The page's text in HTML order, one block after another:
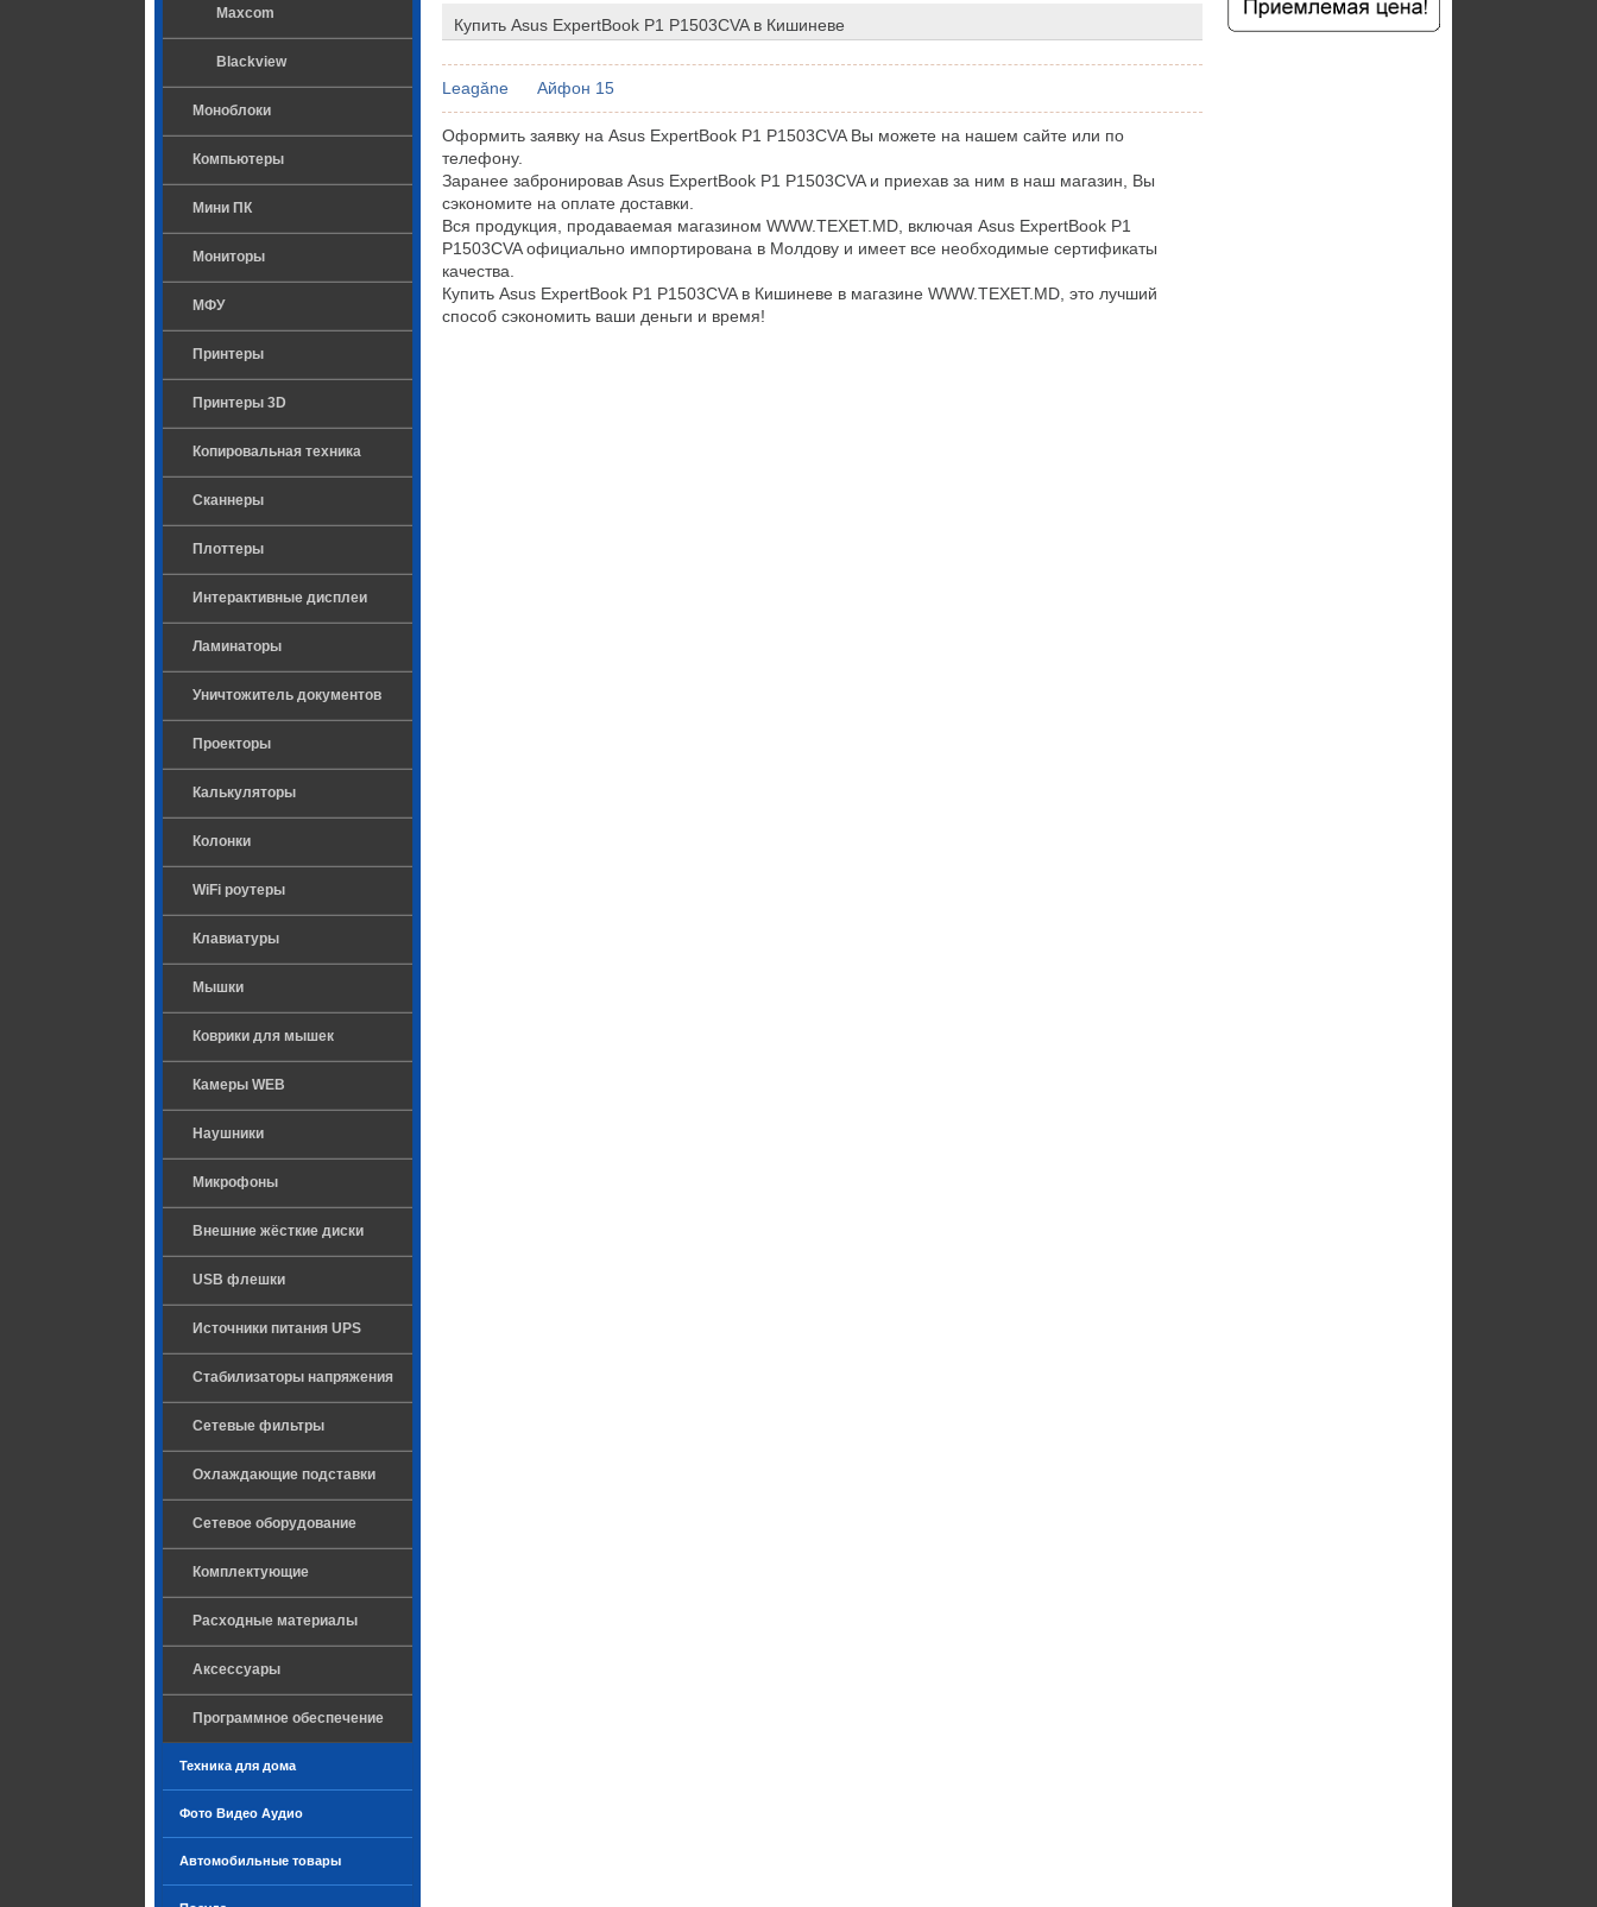
Maxcom
Blackview
Моноблоки
Компьютеры
Мини ПК
Мониторы
МФУ
Принтеры
Принтеры 3D
Копировальная техника
Сканнеры
Плоттеры
Интерактивные дисплеи
Ламинаторы
Уничтожитель документов
Проекторы
Калькуляторы
Колонки
WiFi роутеры
Клавиатуры
Мышки
Коврики для мышек
Камеры WEB
Наушники
Микрофоны
Внешние жёсткие диски
USB флешки
Источники питания UPS
Стабилизаторы напряжения
Сетевые фильтры
Охлаждающие подставки
Сетевое оборудование
Комплектующие
Расходные материалы
Аксессуары
Программное обеспечение
Техника для дома
Фото Видео Аудио
Автомобильные товары
Купить Asus ExpertBook P1 P1503CVA в Кишиневе
Leagăne Айфон 15
Оформить заявку на Asus ExpertBook P1 P1503CVA Вы можете на нашем сайте или по
телефону.
Заранее забронировав Asus ExpertBook P1 P1503CVA и приехав за ним в наш магазин, Вы
сэкономите на оплате доставки.
Вся продукция, продаваемая магазином WWW.TEXET.MD, включая Asus ExpertBook P1
P1503CVA официально импортирована в Молдову и имеет все необходимые сертификаты
качества.
Купить Asus ExpertBook P1 P1503CVA в Кишиневе в магазине WWW.TEXET.MD, это лучший
способ сэкономить ваши деньги и время!